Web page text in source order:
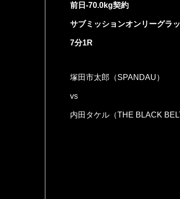
前日-70.0kg契約
サブミッションオンリーグラ
7分1R
塚田市太郎（SPANDAU）
vs
内田タケル（THE BLACK